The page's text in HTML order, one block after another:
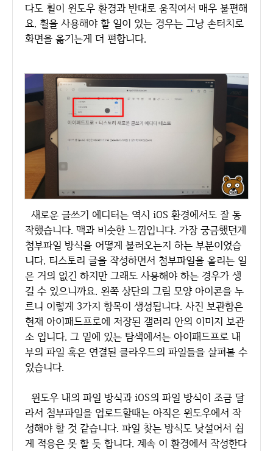
다도 휠이 윈도우 환경과 반대로 움직여서 매우 불편해
요. 휠을 사용해야 할 일이 있는 경우는 그냥 손터치로
화면을 옮기는게 더 편합니다.
새로운 글쓰기 에디터는 역시 iOS 환경에서도 잘 동
작했습니다. 맥과 비슷한 느낌입니다. 가장 궁금했던게
첨부파일 방식을 어떻게 불러오는지 하는 부분이었습
니다. 티스토리 글을 작성하면서 첨부파일을 올리는 일
은 거의 없긴 하지만 그래도 사용해야 하는 경우가 생
길 수 있으니까요. 왼쪽 상단의 그림 모양 아이콘을 누
르니 이렇게 3가지 항목이 생성됩니다. 사진 보관함은
현재 아이패드프로에 저장된 갤러리 안의 이미지 보관
소 입니다. 그 밑에 있는 탐색에서는 아이패드프로 내
부의 파일 혹은 연결된 클라우드의 파일들을 살펴볼 수
있습니다.
윈도우 내의 파일 방식과 iOS의 파일 방식이 조금 달
라서 첨부파일을 업로드할때는 아직은 윈도우에서 작
성해야 할 것 같습니다. 파일 찾는 방식도 낮설어서 쉽
게 적응은 못 할 듯 합니다. 계속 이 환경에서 작성한다